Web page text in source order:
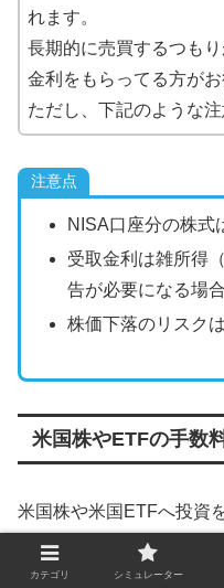
れます。
長期的に売買するつも
金利をもらってる方がお
ただし、下記のような注
注意点
NISA口座分の株式
受取金利は雑所得
告が必要になる場
株価下落のリスク
米国株やETFの手数
米国株や米国ETFへ投資
が、実は日本円でそのま
数料がかかります。（通
カテゴリ シミュレーター